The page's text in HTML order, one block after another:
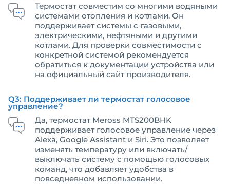
Термостат совместим со многими водяными
системами отопления и котлами. Он
поддерживает системы с газовыми,
электрическими, нефтяными и другими
котлами. Для проверки совместимости с
конкретной системой рекомендуется
обратиться к документации устройства или
на официальный сайт производителя.
Q3: Поддерживает ли термостат голосовое
управление?
Да, термостат Meross MTS200BHK
поддерживает голосовое управление через
Alexa, Google Assistant и Siri. Это позволяет
изменять температуру или включать/
выключать систему с помощью голосовых
команд, что добавляет удобства в
повседневном использовании.